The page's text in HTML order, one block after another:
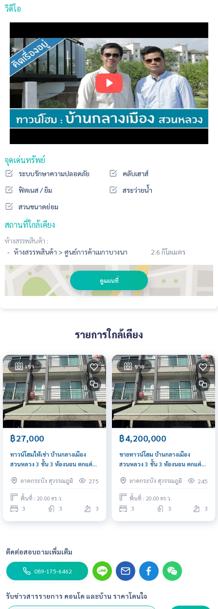
วิดีโอ
จุดเด่นทรัพย์
ระบบรักษาความปลอดภัย
คลับเฮาส์
ฟิตเนส / ยิม
สระว่ายน้ำ
สวนขนาดย่อม
สถานที่ใกล้เคียง
ห้างสรรพสินค้า :
ห้างสรรพสินค้า > ศูนย์การค้าเมกาบางนา
2.6 กิโลเมตร
ดูแผนที่
รายการใกล้เคียง
เช่า
฿27,000
ทาวน์โฮมให้เช่า บ้านกลางเมือง
สวนหลวง 3 ชั้น 3 ห้องนอน ตกแต่ง
MRT ศรีอุดม เมกาบางนา
ลาดกระบัง สุวรรณภูมิ 275
พื้นที่ : 20.00 ตร.ว.
3 3 3
ขาย
฿4,200,000
ขายทาวน์โฮม บ้านกลางเมือง
สวนหลวง 3 ชั้น 3 ห้องนอน ตกแต่ง
MRT ศรีอุดม เมกาบางนา
ลาดกระบัง สุวรรณภูมิ 245
พื้นที่ : 20.00 ตร.ว.
3 3 3
ติดต่อสอบถามเพิ่มเติม
089-175-6462
รับข่าวสารรายการ คอนโด และบ้าน ราคาโดนใจ